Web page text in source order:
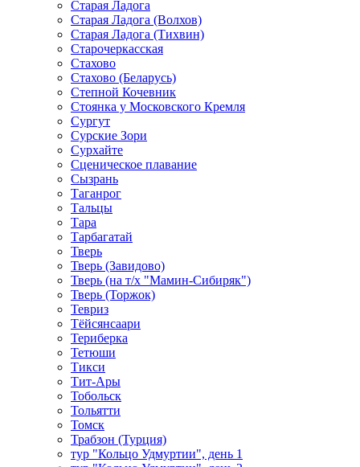
Старая Ладога
Старая Ладога (Волхов)
Старая Ладога (Тихвин)
Старочеркасская
Стахово
Стахово (Беларусь)
Степной Кочевник
Стоянка у Московского Кремля
Сургут
Сурские Зори
Сурхайте
Сценическое плавание
Сызрань
Таганрог
Тальцы
Тара
Тарбагатай
Тверь
Тверь (Завидово)
Тверь (на т/х "Мамин-Сибиряк")
Тверь (Торжок)
Тевриз
Тёйсянсаари
Териберка
Тетюши
Тикси
Тит-Ары
Тобольск
Тольятти
Томск
Трабзон (Турция)
тур "Кольцо Удмуртии", день 1